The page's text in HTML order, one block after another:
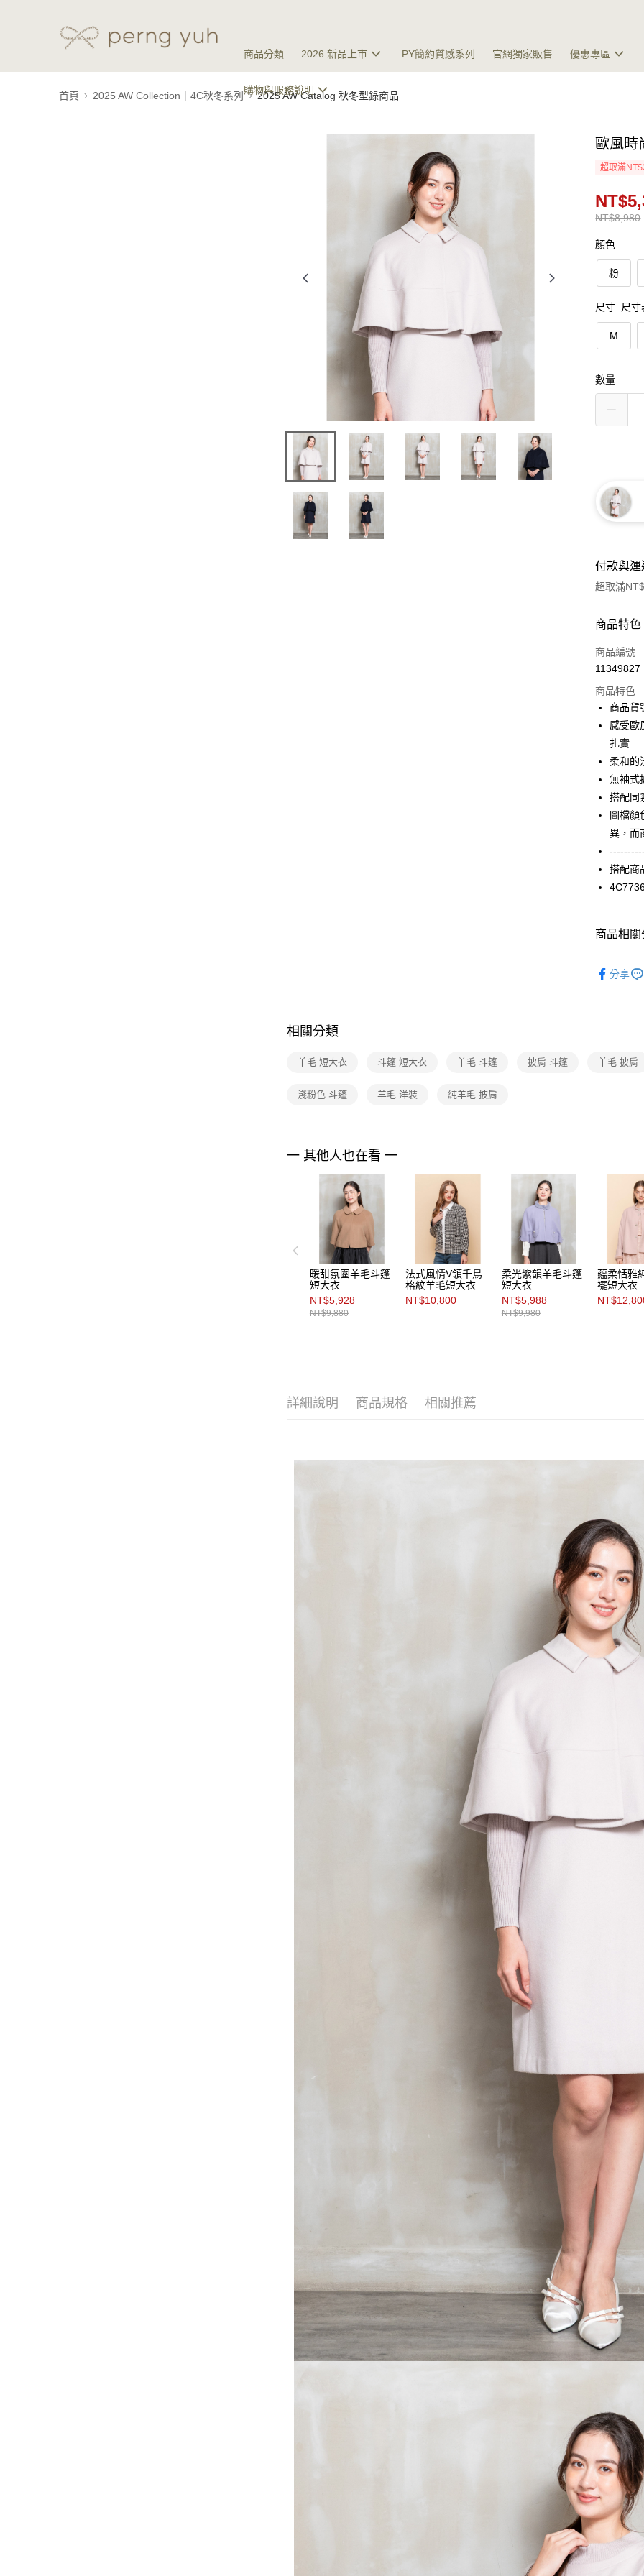
商品分類 2026 新品上市 PY簡約質感系列 官網獨家販售 優惠專區
購物與服務說明
首頁 2025 AW Collection｜4C秋冬系列 2025 AW Catalog 秋冬型錄商品
歐風時
超取滿
NT$8,980
顏色
粉
尺寸 尺寸
M
數量
付款與
超取滿
付款方式
信用卡一
3 期
合作金
華南商
國泰世
臺灣中
匯豐（
聯邦商
元大商
台灣樂
LINE Pay
街口支付
相關說明
【關於「
AFTEE先
便利好安
１．簡單
２．便利
【「
１．於結
２．訂單
３．收到
是否繳費
３．未成
「
４．使用
即時審查
結果請求
５．嚴禁
形，恩沛
動。
ATM付款
每筆
付款後7-
離島宅配
商品特色
商品編號
11349827
商品特色
商品貨
感受歐
扎實
柔和的
無袖式
搭配同
圖檔顏
異，而
搭配商
商品相關
商品分享
相關分類
羊毛 短大衣 斗篷 短大衣 羊毛 斗篷 披肩 斗篷 羊毛 披肩
淺粉色 斗篷 羊毛 洋裝 純羊毛 披肩
一 其他人也在看 一
暖甜氛圍羊毛斗篷
短大衣
NT$5,928
NT$9,880
法式風情V領千鳥
格紋羊毛短大衣
NT$10,800
柔光紫韻羊毛斗篷
短大衣
NT$5,988
NT$9,980
蘊柔恬雅
襬短大衣
詳細說明 商品規格 相關推薦